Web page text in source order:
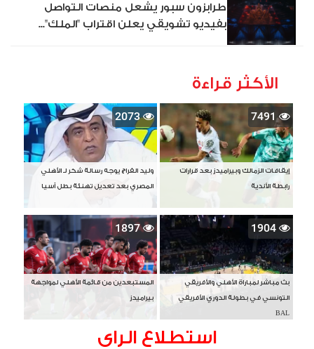
طرابزون سبور يشعل منصات التواصل
بفيديو تشويقي يعلن اقتراب "الملك"...
الأكثر قراءة
7491
إيقافات الزمالك وبيراميدز بعد قرارات
رابطة الأندية
2073
وليد الفراج يوجه رسالة شكر لـ الأهلي
المصري بعد تعديل تهنئة بطل آسيا
1904
بث مباشر لمباراة الأهلي والأفريقي
التونسي في بطولة الدوري الأفريقي
BAL
1897
المستبعدين من قائمة الأهلي لمواجهة
بيراميدز
استطلاع الراى